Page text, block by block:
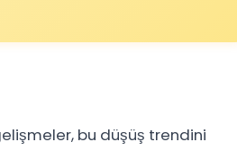
bu düşüş trendini